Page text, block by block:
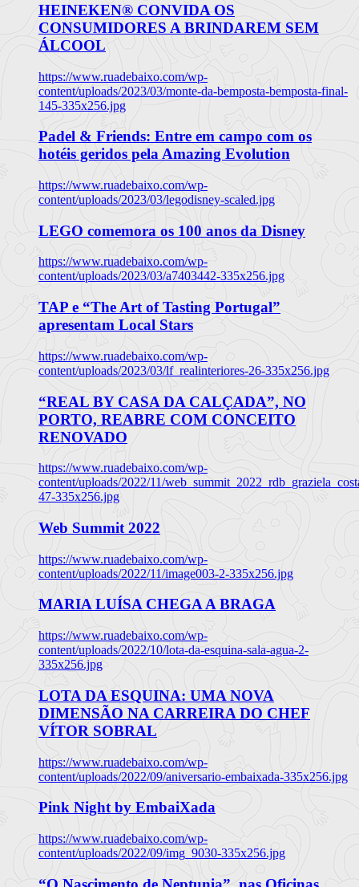
HEINEKEN® CONVIDA OS
CONSUMIDORES A BRINDAREM SEM
ÁLCOOL
https://www.ruadebaixo.com/wp-
content/uploads/2023/03/monte-da-bemposta-bemposta-final-
145-335x256.jpg
Padel & Friends: Entre em campo com os
hotéis geridos pela Amazing Evolution
https://www.ruadebaixo.com/wp-
content/uploads/2023/03/legodisney-scaled.jpg
LEGO comemora os 100 anos da Disney
https://www.ruadebaixo.com/wp-
content/uploads/2023/03/a7403442-335x256.jpg
TAP e “The Art of Tasting Portugal”
apresentam Local Stars
https://www.ruadebaixo.com/wp-
content/uploads/2023/03/lf_realinteriores-26-335x256.jpg
“REAL BY CASA DA CALÇADA”, NO
PORTO, REABRE COM CONCEITO
RENOVADO
https://www.ruadebaixo.com/wp-
content/uploads/2022/11/
47-335x256.jpg
Web Summit 2022
https://www.ruadebaixo.com/wp-
content/uploads/2022/11/image003-2-335x256.jpg
MARIA LUÍSA CHEGA A BRAGA
https://www.ruadebaixo.com/wp-
content/uploads/2022/10/lota-da-esquina-sala-agua-2-
335x256.jpg
LOTA DA ESQUINA: UMA NOVA
DIMENSÃO NA CARREIRA DO CHEF
VÍTOR SOBRAL
https://www.ruadebaixo.com/wp-
content/uploads/2022/09/aniversario-embaixada-335x256.jpg
Pink Night by EmbaiXada
https://www.ruadebaixo.com/wp-
content/uploads/2022/09/img_9030-335x256.jpg